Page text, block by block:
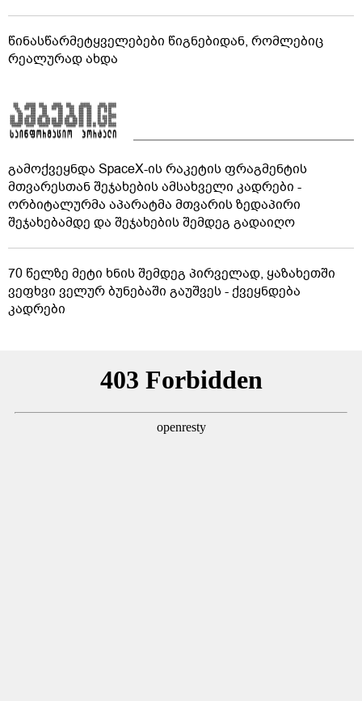
წინასწარმეტყველებები წიგნებიდან, რომლებიც
რეალურად ახდა
გამოქვეყნდა SpaceX-ის რაკეტის ფრაგმენტის
მთვარესთან შეჯახების ამსახველი კადრები -
ორბიტალურმა აპარატმა მთვარის ზედაპირი
შეჯახებამდე და შეჯახების შემდეგ გადაიღო
70 წელზე მეტი ხნის შემდეგ პირველად, ყაზახეთში
ვეფხვი ველურ ბუნებაში გაუშვეს - ქვეყნდება
კადრები